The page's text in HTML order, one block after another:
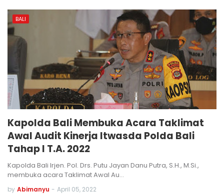
BALI
Kapolda Bali Membuka Acara Taklimat
Awal Audit Kinerja Itwasda Polda Bali
Tahap I T.A. 2022
Kapolda Bali Irjen. Pol. Drs. Putu Jayan Danu Putra, S.H., M.Si.,
membuka acara Taklimat Awal Au…
by Abimanyu - April 05, 2022